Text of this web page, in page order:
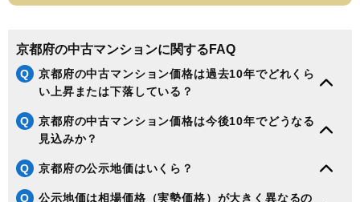
京都府の中古マンションに関するFAQ
Q
京都府の中古マンション価格は過去10年でどれくら
い上昇または下落している？
Q
京都府の中古マンション価格は今後10年でどうなる
見込みか？
Q 京都府の公示地価はいくら？
Q
公示地価は相場価格（実勢価格）が大きく異なるの